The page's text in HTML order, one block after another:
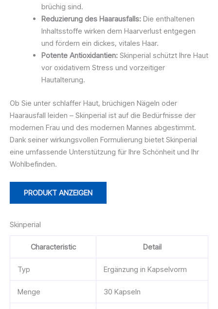
brüchig sind.
Reduzierung des Haarausfalls: Die enthaltenen
Inhaltsstoffe wirken dem Haarverlust entgegen
und fördern ein dickes, vitales Haar.
Potente Antioxidantien: Skinperial schützt Ihre Haut
vor oxidativem Stress und vorzeitiger
Hautalterung.
Ob Sie unter schlaffer Haut, brüchigen Nägeln oder
Haarausfall leiden – Skinperial ist auf die Bedürfnisse der
modernen Frau und des modernen Mannes abgestimmt.
Dank seiner wirkungsvollen Formulierung bietet Skinperial
eine umfassende Unterstützung für Ihre Schönheit und Ihr
Wohlbefinden.
PRODUKT ANZEIGEN
Skinperial
Characteristic Detail
Typ Ergänzung in Kapselvorm
Menge 30 Kapseln